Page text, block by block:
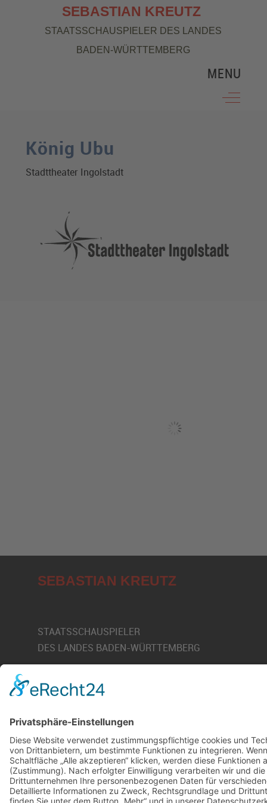
SEBASTIAN KREUTZ
STAATSSCHAUSPIELER DES LANDES
BADEN-WÜRTTEMBERG
MENU
Off-
König Ubu
Stadttheater Ingolstadt
SEBASTIAN KREUTZ
STAATSSCHAUSPIELER
DES LANDES BADEN-WÜRTTEMBERG
E-Mail: kreutzsebastian0@gmail.com
© 2026SEBASTIAN KREUTZ
IMPRESSUM|DATENSCHUTZ